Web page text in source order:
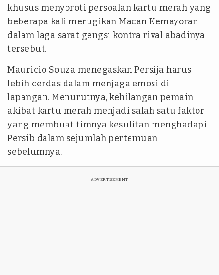
khusus menyoroti persoalan kartu merah yang
beberapa kali merugikan Macan Kemayoran
dalam laga sarat gengsi kontra rival abadinya
tersebut.
Mauricio Souza menegaskan Persija harus
lebih cerdas dalam menjaga emosi di
lapangan. Menurutnya, kehilangan pemain
akibat kartu merah menjadi salah satu faktor
yang membuat timnya kesulitan menghadapi
Persib dalam sejumlah pertemuan
sebelumnya.
ADVERTISEMENT